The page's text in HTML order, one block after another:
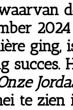
ging,
succes.
te zien